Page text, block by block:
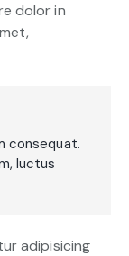
dolor in
consequat.
luctus
adipisicing